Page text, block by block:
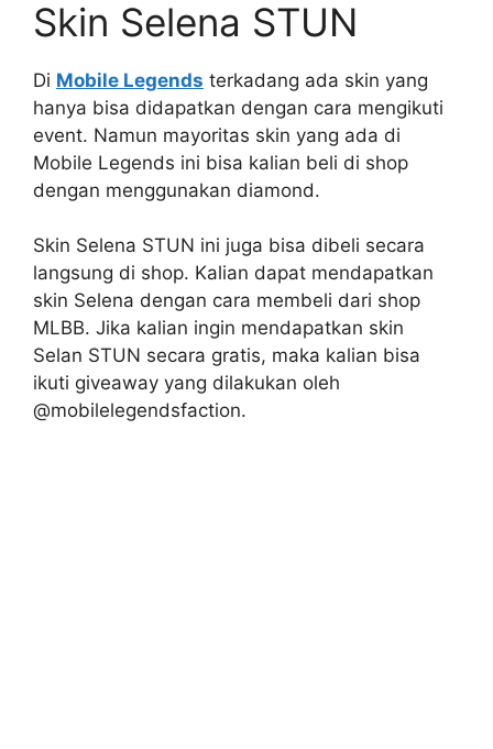
Skin Selena STUN
Di Mobile Legends terkadang ada skin yang
hanya bisa didapatkan dengan cara mengikuti
event. Namun mayoritas skin yang ada di
Mobile Legends ini bisa kalian beli di shop
dengan menggunakan diamond.
Skin Selena STUN ini juga bisa dibeli secara
langsung di shop. Kalian dapat mendapatkan
skin Selena dengan cara membeli dari shop
MLBB. Jika kalian ingin mendapatkan skin
Selan STUN secara gratis, maka kalian bisa
ikuti giveaway yang dilakukan oleh
@mobilelegendsfaction.